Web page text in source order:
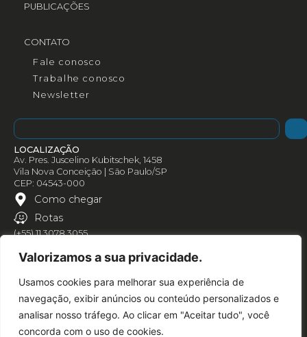
Valorizamos a sua privacidade.
Usamos cookies para melhorar sua experiência de
navegação, exibir anúncios ou conteúdo personalizados e
analisar nosso tráfego. Ao clicar em "Aceitar tudo", você
concorda com o uso de cookies.
PUBLICAÇÕES
CONTATO
Fale conosco
Trabalhe conosco
Newsletter
LOCALIZAÇÃO
Av. Pres. Juscelino Kubitschek, 1458
Vila Nova Conceição | São Paulo/SP
CEP: 04543-000
Como chegar
Rotas
(+55) 11 3078 3055